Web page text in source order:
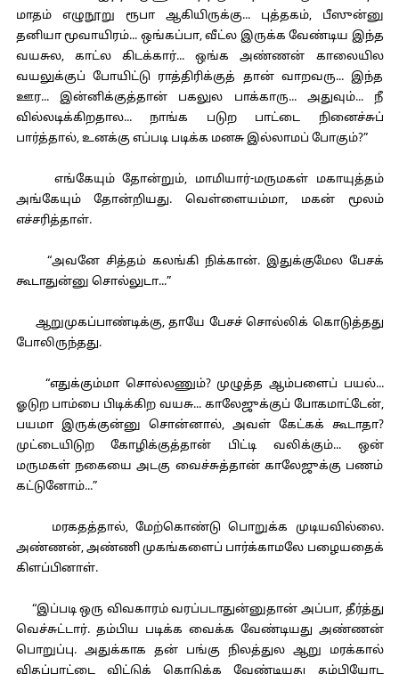
மாதம் எழுநூறு ரூபா ஆகியிருக்கு... புத்தகம், பீஸுன்னு
தனியா மூவாயிரம்... ஒங்கப்பா, வீட்ல இருக்க வேண்டிய இந்த
வயசுல, காட்ல கிடக்கார்... ஒங்க அண்ணன் காலையில
வயலுக்குப் போயிட்டு ராத்திரிக்குத் தான் வாறவரு... இந்த
ஊர... இன்னிக்குத்தான் பகலுல பாக்காரு... அதுவும்... நீ
வில்லடிக்கிறதால... நாங்க படுற பாட்டை நினைச்சுப்
பார்த்தால், உனக்கு எப்படி படிக்க மனசு இல்லாமப் போகும்?”
எங்கேயும் தோன்றும், மாமியார்-மருமகள் மகாயுத்தம்
அங்கேயும் தோன்றியது. வெள்ளையம்மா, மகன் மூலம்
எச்சரித்தாள்.
“அவனே சித்தம் கலங்கி நிக்கான். இதுக்குமேல பேசக்
கூடாதுன்னு சொல்லுடா...”
ஆறுமுகப்பாண்டிக்கு, தாயே பேசச் சொல்லிக் கொடுத்தது
போலிருந்தது.
“எதுக்கும்மா சொல்லணும்? முழுத்த ஆம்பளைப் பயல்...
ஓடுற பாம்பை பிடிக்கிற வயசு... காலேஜுக்குப் போகமாட்டேன்,
பயமா இருக்குன்னு சொன்னால், அவள் கேட்கக் கூடாதா?
முட்டையிடுற கோழிக்குத்தான் பிட்டி வலிக்கும்... ஒன்
மருமகள் நகையை அடகு வைச்சுத்தான் காலேஜுக்கு பணம்
கட்டுனோம்...”
மரகதத்தால், மேற்கொண்டு பொறுக்க முடியவில்லை.
அண்ணன், அண்ணி முகங்களைப் பார்க்காமலே பழையதைக்
கிளப்பினாள்.
“இப்படி ஒரு விவகாரம் வரப்படாதுன்னுதான் அப்பா, தீர்த்து
வெச்சுட்டார். தம்பிய படிக்க வைக்க வேண்டியது அண்ணன்
பொறுப்பு. அதுக்காக தன் பங்கு நிலத்துல ஆறு மரக்கால்